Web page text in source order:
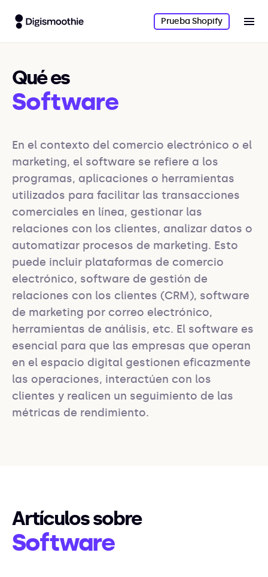
Prueba Shopify
Qué es
Software
En el contexto del comercio electrónico o el
marketing, el software se refiere a los
programas, aplicaciones o herramientas
utilizados para facilitar las transacciones
comerciales en línea, gestionar las
relaciones con los clientes, analizar datos o
automatizar procesos de marketing. Esto
puede incluir plataformas de comercio
electrónico, software de gestión de
relaciones con los clientes (CRM), software
de marketing por correo electrónico,
herramientas de análisis, etc. El software es
esencial para que las empresas que operan
en el espacio digital gestionen eficazmente
las operaciones, interactúen con los
clientes y realicen un seguimiento de las
métricas de rendimiento.
Artículos sobre
Software